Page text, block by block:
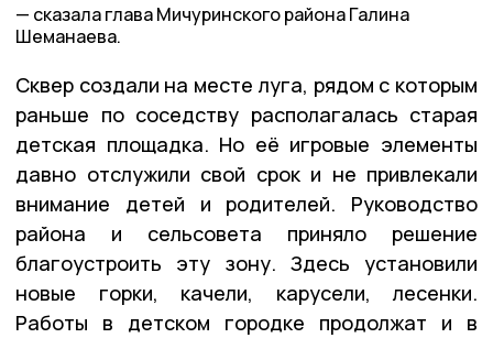
сказала глава Мичуринского района Галина
Шеманаева.
Сквер создали на месте луга, рядом с которым
раньше по соседству располагалась старая
детская площадка. Но её игровые элементы
давно отслужили свой срок и не привлекали
внимание детей и родителей. Руководство
района и сельсовета приняло решение
благоустроить эту зону. Здесь установили
новые горки, качели, карусели, лесенки.
Работы в детском городке продолжат и в